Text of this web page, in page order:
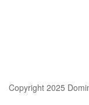
Copyright 2025